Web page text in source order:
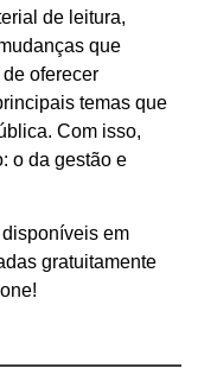
de leitura,
que
oferecer
temas que
Com isso,
o da gestão e
em
gratuitamente